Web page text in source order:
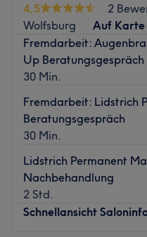
4,5
2
Wolfsburg
Auf Karte
Fremdarbeit:
Up Beratungsgespräch
30 Min.
Fremdarbeit: Lidstrich
Beratungsgespräch
30 Min.
Lidstrich Permanent
Nachbehandlung
2 Std.
Schnellansicht